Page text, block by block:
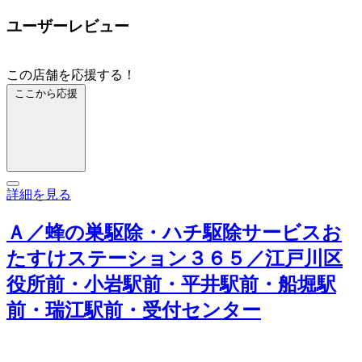
ユーザーレビュー
この店舗を応援する！
ここから応援
詳細を見る
Ａ／蜂の巣駆除・ハチ駆除サービスお
たすけステーション３６５／江戸川区
役所前・小岩駅前・平井駅前・船堀駅
前・瑞江駅前・受付センター